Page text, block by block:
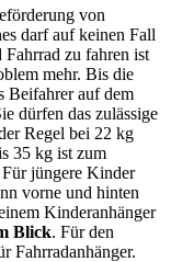
von
darf auf keinen Fall
zu fahren ist
mehr. Bis die
Beifahrer auf dem
dürfen das zulässige
Regel bei 22 kg
35 kg ist zum
jüngere Kinder
vorne und hinten
Kinderanhänger
Blick. Für den
Fahrradanhänger.